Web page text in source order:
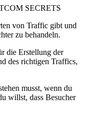
SECRETS
von Traffic gibt und
zu behandeln.
die Erstellung der
des richtigen Traffics,
musst, wenn du
willst, dass Besucher